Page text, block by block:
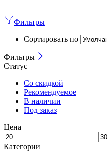
Фильтры
Сортировать по
Фильтры
Статус
Со скидкой
Рекомендуемое
В наличии
Под заказ
Цена
Категории